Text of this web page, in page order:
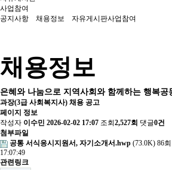
사업참여
공지사항
채용정보 자유게시판사업참여
채용정보
은혜와 나눔으로 지역사회와 함께하는 행복공
과장(3급 사회복지사) 채용 공고
페이지 정보
작성자 이수민 2026-02-02 17:07 조회 2,527회 댓글0건
첨부파일
공통 서식응시지원서, 자기소개서.hwp (73.0K) 86
17:07:49
관련링크